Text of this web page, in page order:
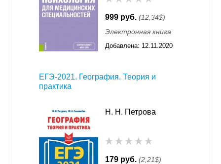
999 руб. (12,34$)
Электронная книга
Добавлена: 12.11.2020
ЕГЭ-2021. География. Теория и
практика
Н. Н. Петрова
179 руб. (2,21$)